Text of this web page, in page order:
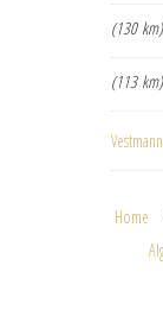
(130 km)
(113 km)
Home